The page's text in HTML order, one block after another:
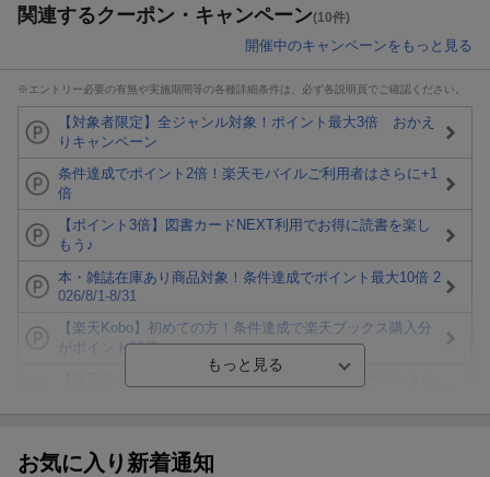
関連するクーポン・キャンペーン(10件)
開催中のキャンペーンをもっと見る
※エントリー必要の有無や実施期間等の各種詳細条件は、必ず各説明頁でご確認ください。
【対象者限定】全ジャンル対象！ポイント最大3倍 おかえ
りキャンペーン
条件達成でポイント2倍！楽天モバイルご利用者はさらに+1
倍
【ポイント3倍】図書カードNEXT利用でお得に読書を楽し
もう♪
本・雑誌在庫あり商品対象！条件達成でポイント最大10倍 2
026/8/1-8/31
【楽天Kobo】初めての方！条件達成で楽天ブックス購入分
がポイント20倍
ト山分け
お気に入り新着通知